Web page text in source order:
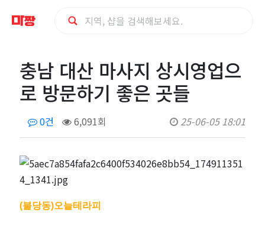
남
대
산
마
사
충남 대산 마사지 상시영업으
로 방문하기 좋은 곳들
0건 6,091회 25-06-05 18:01
(불당동)오늘테라피